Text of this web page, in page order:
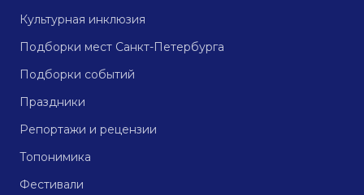
Культурная инклюзия
Подборки мест Санкт-Петербурга
Подборки событий
Праздники
Репортажи и рецензии
Топонимика
Фестивали